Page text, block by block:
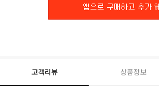
고객리뷰 상품정보